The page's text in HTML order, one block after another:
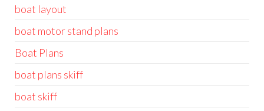
boat layout
boat motor stand plans
Boat Plans
boat plans skiff
boat skiff